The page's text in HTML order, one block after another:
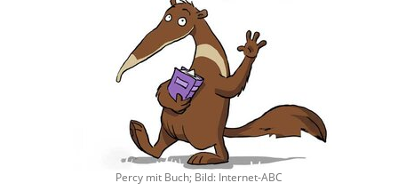
Percy mit Buch; Bild: Internet-ABC